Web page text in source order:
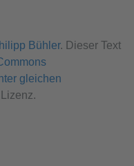
Bühler. Dieser Text
gleichen
Lizenz.